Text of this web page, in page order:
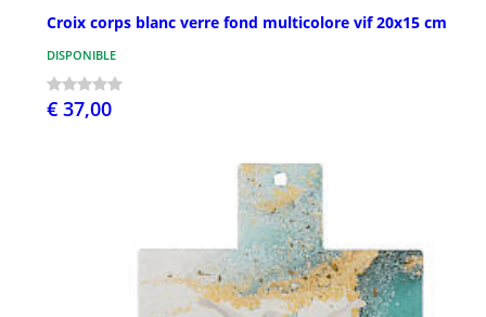
Croix corps blanc verre fond multicolore vif 20x15 cm
DISPONIBLE
€ 37,00